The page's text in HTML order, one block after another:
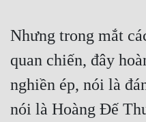
Nhưng trong mắt
quan chiến, đây
nghiền ép, nói là
nói là Hoàng Đế